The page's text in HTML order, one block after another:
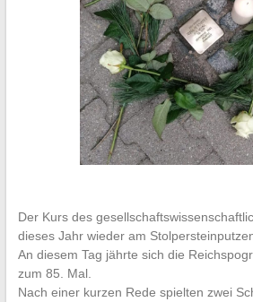
Der Kurs des
dieses Jahr wieder am
An diesem Tag jährte sich die
zum 85. Mal.
Nach einer kurzen Rede spielten zwei